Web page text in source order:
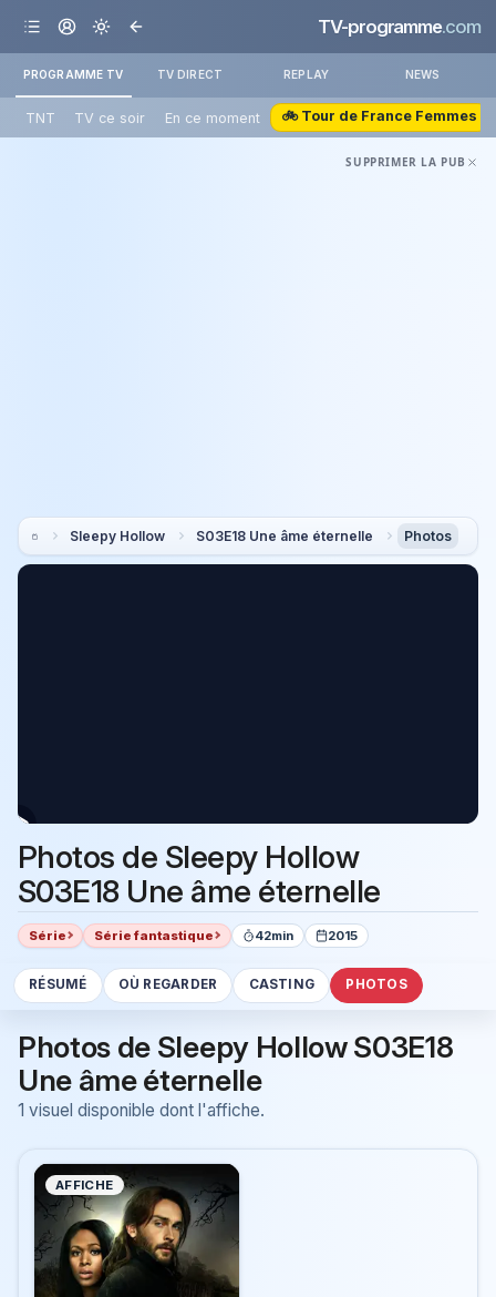
TV-programme.com
PROGRAMME TV TV DIRECT REPLAY NEWS
TNT TV ce soir En ce moment 🚲 Tour de France Femmes
SUPPRIMER LA PUB
Sleepy Hollow S03E18 Une âme éternelle Photos
Photos de Sleepy Hollow
S03E18 Une âme éternelle
Série Série fantastique 42min 2015
RÉSUMÉ OÙ REGARDER CASTING PHOTOS
Photos de Sleepy Hollow S03E18
Une âme éternelle
1 visuel disponible dont l'affiche.
AFFICHE